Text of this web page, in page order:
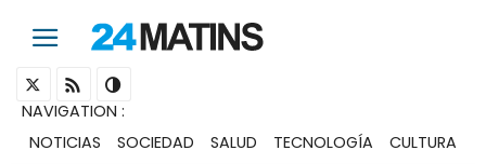
NAVIGATION :
NOTICIAS
SOCIEDAD SALUD TECNOLOGÍA CULTURA